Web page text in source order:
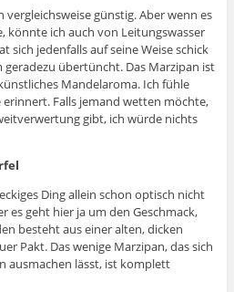
vergleichsweise günstig. Aber wenn es
könnte ich auch von Leitungswasser
sich jedenfalls auf seine Weise schick
übertüncht. Das Marzipan ist
Mandelaroma. Ich fühle
Falls jemand wetten möchte,
gibt, ich würde nichts
Ding allein schon optisch nicht
es geht hier ja um den Geschmack,
besteht aus einer alten, dicken
Pakt. Das wenige Marzipan, das sich
ausmachen lässt, ist komplett